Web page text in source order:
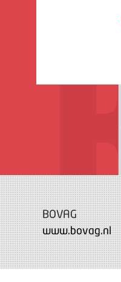
BOVAG
www.bovag.nl